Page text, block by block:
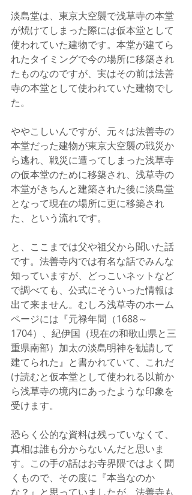
淡島堂は、東京大空襲で浅草寺の本堂
が焼けてしまった際には仮本堂として
使われていた建物です。本堂が建てら
れたタイミングで今の場所に移築され
たものなのですが、実はその前は法善
寺の本堂として使われていた建物でし
た。
ややこしいんですが、元々は法善寺の
本堂だった建物が東京大空襲の戦災か
ら逃れ、戦災に遭ってしまった浅草寺
の仮本堂のために移築され、浅草寺の
本堂がきちんと建築された後に淡島堂
となって現在の場所に更に移築され
た、という流れです。
と、ここまでは父や祖父から聞いた話
です。法善寺内では有名な話でみんな
知っていますが、どっこいネットなど
で調べても、公式にそういった情報は
出て来ません。むしろ浅草寺のホーム
ページには『元禄年間（1688～
1704）、紀伊国（現在の和歌山県と三
重県南部）加太の淡島明神を勧請して
建てられた』と書かれていて、これだ
け読むと仮本堂として使われる以前か
ら浅草寺の境内にあったような印象を
受けます。
恐らく公的な資料は残っていなくて、
真相は誰も分からないんだと思いま
す。この手の話はお寺界隈ではよく聞
くもので、その度に『本当なのか
な？』と思っていましたが、法善寺も